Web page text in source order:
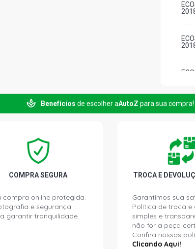
Benefícios de escolher aAutoZ para sua compra!
COMPRA SEGURA
compra online protegida.
e segurança
garantir tranquilidade.
TROCA E
Garantimos sua
Política de troca e
simples e
não for a peça
Confira nossas
Clicando Aqui!